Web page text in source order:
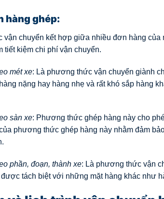
hàng ghép:
vận chuyển kết hợp giữa nhiều đơn hàng của
tiết kiệm chi phí vận chuyển.
mét xe: Là phương thức vận chuyển giành
nặng hay hàng nhẹ và rất khó sắp hàng
sàn xe: Phương thức ghép hàng này cho
phương thức ghép hàng này nhằm đảm
phần, đoạn, thành xe: Là phương thức vận
tách biệt với những mặt hàng khác như